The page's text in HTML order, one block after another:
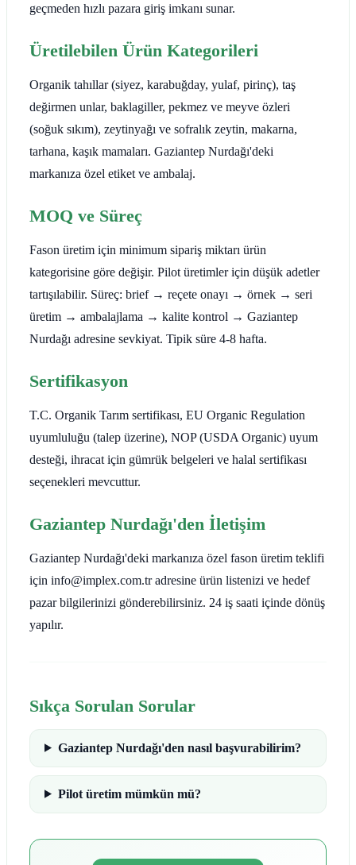
geçmeden hızlı pazara giriş imkanı sunar.
Üretilebilen Ürün Kategorileri
Organik tahıllar (siyez, karabuğday, yulaf, pirinç), taş
değirmen unlar, baklagiller, pekmez ve meyve özleri
(soğuk sıkım), zeytinyağı ve sofralık zeytin, makarna,
tarhana, kaşık mamaları. Gaziantep Nurdağı'deki
markanıza özel etiket ve ambalaj.
MOQ ve Süreç
Fason üretim için minimum sipariş miktarı ürün
kategorisine göre değişir. Pilot üretimler için düşük adetler
tartışılabilir. Süreç: brief → reçete onayı → örnek → seri
üretim → ambalajlama → kalite kontrol → Gaziantep
Nurdağı adresine sevkiyat. Tipik süre 4-8 hafta.
Sertifikasyon
T.C. Organik Tarım sertifikası, EU Organic Regulation
uyumluluğu (talep üzerine), NOP (USDA Organic) uyum
desteği, ihracat için gümrük belgeleri ve halal sertifikası
seçenekleri mevcuttur.
Gaziantep Nurdağı'den İletişim
Gaziantep Nurdağı'deki markanıza özel fason üretim teklifi
için info@implex.com.tr adresine ürün listenizi ve hedef
pazar bilgilerinizi gönderebilirsiniz. 24 iş saati içinde dönüş
yapılır.
Sıkça Sorulan Sorular
Gaziantep Nurdağı'den nasıl başvurabilirim?
Pilot üretim mümkün mü?